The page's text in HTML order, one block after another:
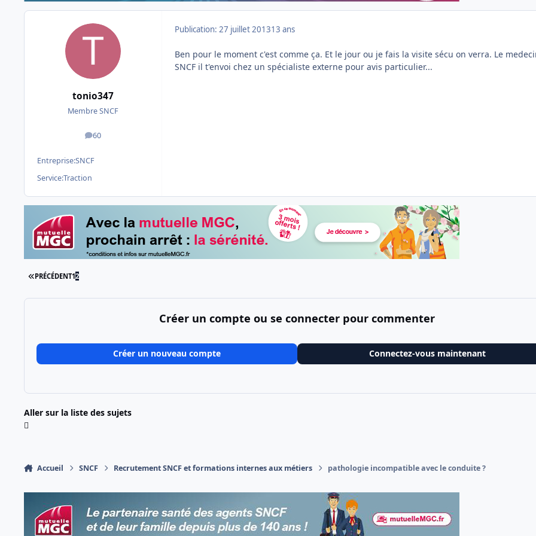
tonio347
Membre SNCF
60
messages
Entreprise:SNCF
Service:Traction
Publication: 27 juillet 201313 ans
Ben pour le moment c'est comme ça. Et le jour ou je fais la visite sécu on verra. Le
SNCF il t'envoi chez un spécialiste externe pour avis particulier...
PREMIÈRE PAGE
PRÉCÉDENT12
Créer un compte ou se connecter pour commenter
Créer un nouveau compte Connectez-vous maintenant
Aller sur la liste des sujets
Accueil SNCF Recrutement SNCF et formations internes aux métiers pathologie incompatible avec le conduite ?